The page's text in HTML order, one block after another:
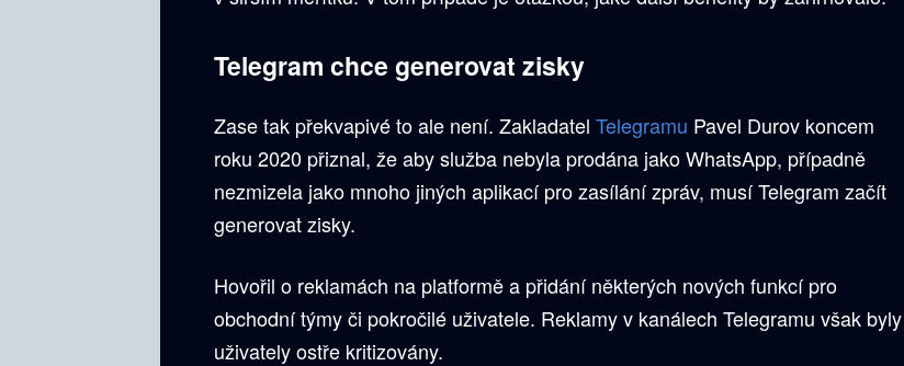
Telegram chce generovat zisky
Zase tak překvapivé to ale není. Zakladatel Telegramu Pavel Durov koncem
roku 2020 přiznal, že aby služba nebyla prodána jako WhatsApp, případně
nezmizela jako mnoho jiných aplikací pro zasílání zpráv, musí Telegram začít
generovat zisky.
Hovořil o reklamách na platformě a přidání některých nových funkcí pro
obchodní týmy či pokročilé uživatele. Reklamy v kanálech Telegramu však byly
uživately ostře kritizovány.